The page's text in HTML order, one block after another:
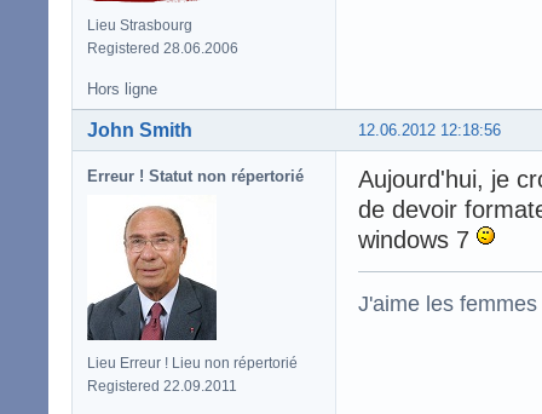
Lieu Strasbourg
Registered 28.06.2006
Hors ligne
12.06.2012 12:18:56
John Smith
Erreur ! Statut non répertorié
Lieu Erreur ! Lieu non répertorié
Registered 22.09.2011
Aujourd'hui, je
de devoir
windows 7
J'aime les